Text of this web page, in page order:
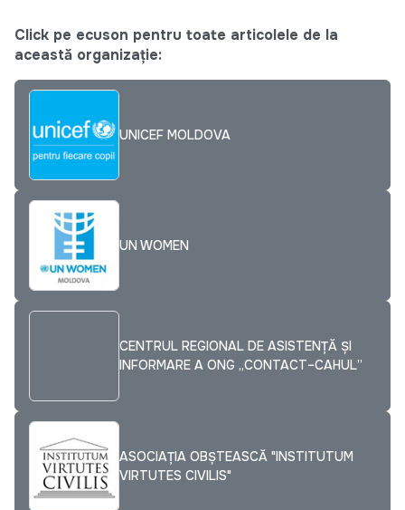
Click pe ecuson pentru toate articolele de la
această organizație:
UNICEF MOLDOVA
UN WOMEN
CENTRUL REGIONAL DE ASISTENȚĂ ȘI
INFORMARE A ONG „CONTACT–CAHUL”
ASOCIAȚIA OBȘTEASCĂ "INSTITUTUM
VIRTUTES CIVILIS"